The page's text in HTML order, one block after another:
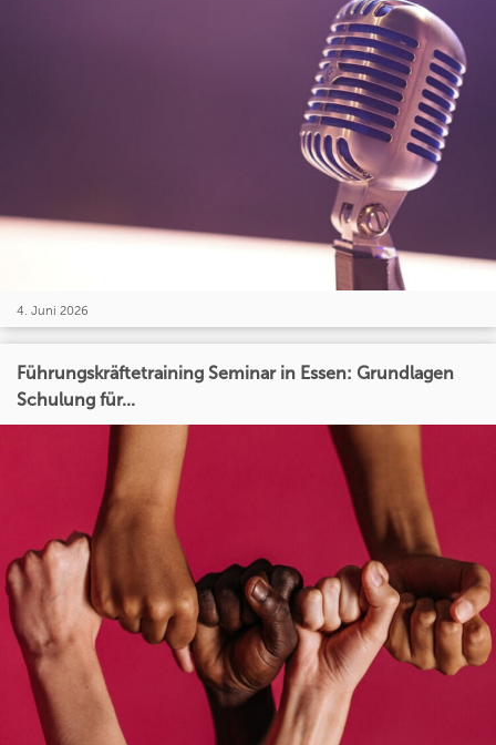
4. Juni 2026
Führungskräftetraining Seminar in Essen: Grundlagen
Schulung für...